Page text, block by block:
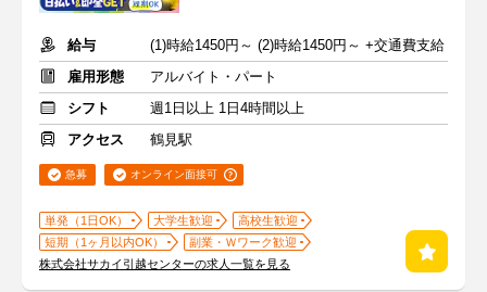
給与
(1)時給1450円～ (2)時給1450円～ +交通費支給
雇用形態
アルバイト・パート
シフト
週1日以上 1日4時間以上
アクセス
鶴見駅
急募 オンライン面接可
単発（1日OK） 大学生歓迎
高校生歓迎
短期（1ヶ月以内OK）
副業・Ｗワーク歓迎
株式会社サカイ引越センターの求人一覧を見る